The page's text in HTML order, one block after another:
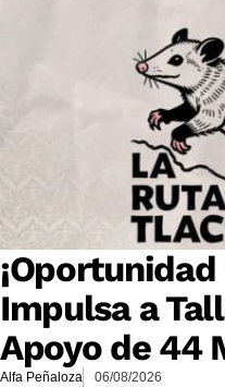
Impulsa a
Apoyo de 44
Alfa Peñaloza 06/08/2026